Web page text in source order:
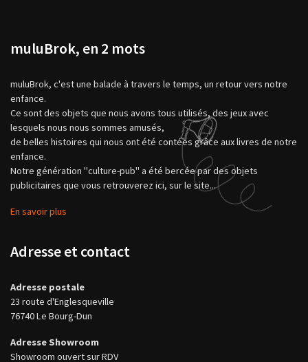
muluBrok, en 2 mots
muluBrok, c'est une balade à travers le temps, un retour vers notre
enfance.
Ce sont des objets que nous avons tous utilisés, des jeux avec
lesquels nous nous sommes amusés,
de belles histoires qui nous ont été contées grâce aux livres de notre
enfance.
Notre génération "culture-pub" a été bercée par des objets
publicitaires que vous retrouverez ici, sur le site...
En savoir plus
Adresse et contact
Adresse postale
23 route d'Englesqueville
76740 Le Bourg-Dun
Adresse Showroom
Showroom ouvert sur RDV